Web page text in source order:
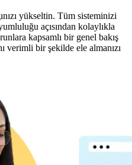
yükseltin. Tüm sisteminizi
açısından kolaylıkla
kapsamlı bir genel bakış
verimli bir şekilde ele almanızı